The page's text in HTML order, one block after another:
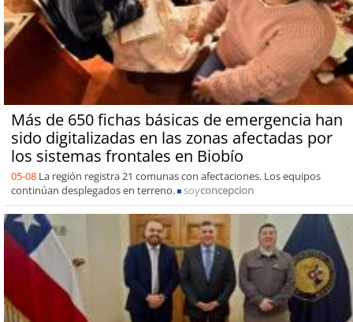
Más de 650 fichas básicas de emergencia han
sido digitalizadas en las zonas afectadas por
los sistemas frontales en Biobío
05-08 La región registra 21 comunas con afectaciones. Los equipos
continúan desplegados en terreno.
soyconcepcion